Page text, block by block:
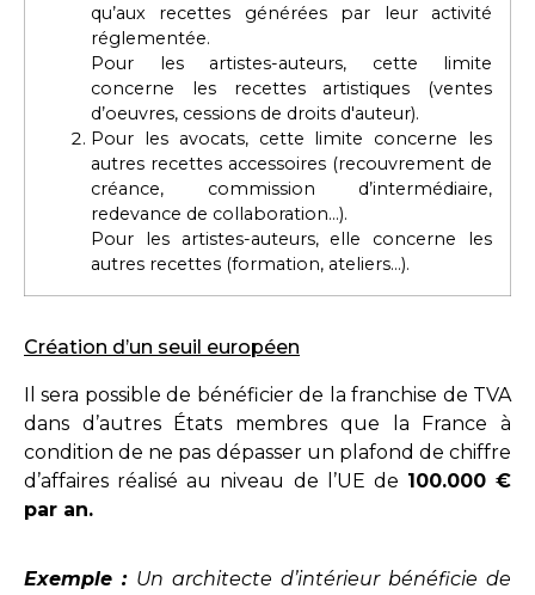
qu’aux recettes générées par leur activité
réglementée.
Pour les artistes-auteurs, cette limite
concerne les recettes artistiques (ventes
d’oeuvres, cessions de droits d'auteur).
Pour les avocats, cette limite concerne les
autres recettes accessoires (recouvrement de
créance, commission d’intermédiaire,
redevance de collaboration…).
Pour les artistes-auteurs, elle concerne les
autres recettes (formation, ateliers…).
Création d’un seuil européen
Il sera possible de bénéficier de la franchise de TVA
dans d’autres États membres que la France à
condition de ne pas dépasser un plafond de chiffre
d’affaires réalisé au niveau de l’UE de 100.000 €
par an.
Exemple : Un architecte d’intérieur bénéficie de